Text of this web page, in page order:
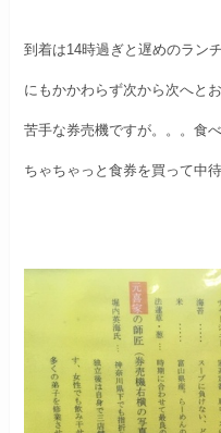
到着は14時過ぎと遅めのラン
にもかかわらず次から次へと
苦手な券売機ですが。。。食
ちゃちゃっと食券を買って中